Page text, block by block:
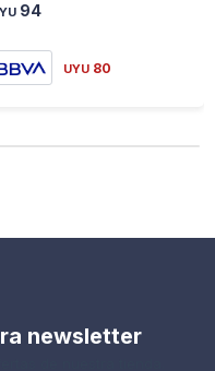
94
UYU 80
newsletter